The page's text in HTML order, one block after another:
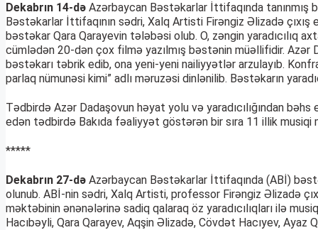
Dekabrın 14-də Azərbaycan Bəstəkarlar İttifaqında tanınmış
Bəstəkarlar İttifaqının sədri, Xalq Artisti Firəngiz Əlizadə çıxış
bəstəkar Qara Qarayevin tələbəsi olub. O, zəngin yaradıcılıq
cümlədən 20-dən çox filmə yazılmış bəstənin müəllifidir. Azər
bəstəkarı təbrik edib, ona yeni-yeni nailiyyətlər arzulayıb.
parlaq nümunəsi kimi” adlı məruzəsi dinlənilib. Bəstəkarın
Tədbirdə Azər Dadaşovun həyat yolu və yaradıcılığından
edən tədbirdə Bakıda fəaliyyət göstərən bir sıra 11 illik musiqi
*****
Dekabrın 27-də Azərbaycan Bəstəkarlar İttifaqında (ABİ)
olunub. ABİ-nin sədri, Xalq Artisti, professor Firəngiz Əlizadə
məktəbinin ənənələrinə sadiq qalaraq öz yaradıcılıqları ilə
Hacıbəyli, Qara Qarayev, Aqşin Əlizadə, Cövdət Hacıyev,